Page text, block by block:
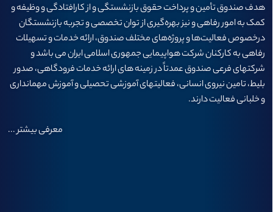
هدف صندوق تأمين و پرداخت حقوق بازنشستگی و از كارافتادگی و وظيفه و
كمک به امور رفاهی و نيز بهره‌گيری از توان تخصصی و تجربه بازنشستگان
درخصوص فعاليت‌ها و پروژه‌های مختلف صندوق، ارائه خدمات و تسهيلات
رفاهی به كاركنان شركت هواپيمايی جمهوری اسلامی ايران می باشد و
شرکتهای فرعی صندوق عمدتاً در زمینه های ارائه خدمات فرودگاهی، صدور
بلیط، تامین نیروی انسانی، فعالیتهای آموزشی تحصیلی و آموزش مهمانداری
و خلبانی فعالیت دارند.
معرفی بیشتر...